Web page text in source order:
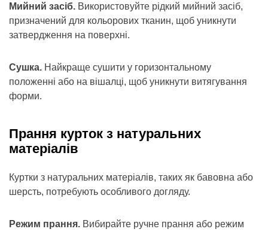
Мийний засіб. Використовуйте рідкий мийний засіб,
призначений для кольорових тканин, щоб уникнути
затвердження на поверхні.
Сушка. Найкраще сушити у горизонтальному
положенні або на вішалці, щоб уникнути витягування
форми.
Прання курток з натуральних
матеріалів
Куртки з натуральних матеріалів, таких як бавовна або
шерсть, потребують особливого догляду.
Режим прання. Вибирайте ручне прання або режим